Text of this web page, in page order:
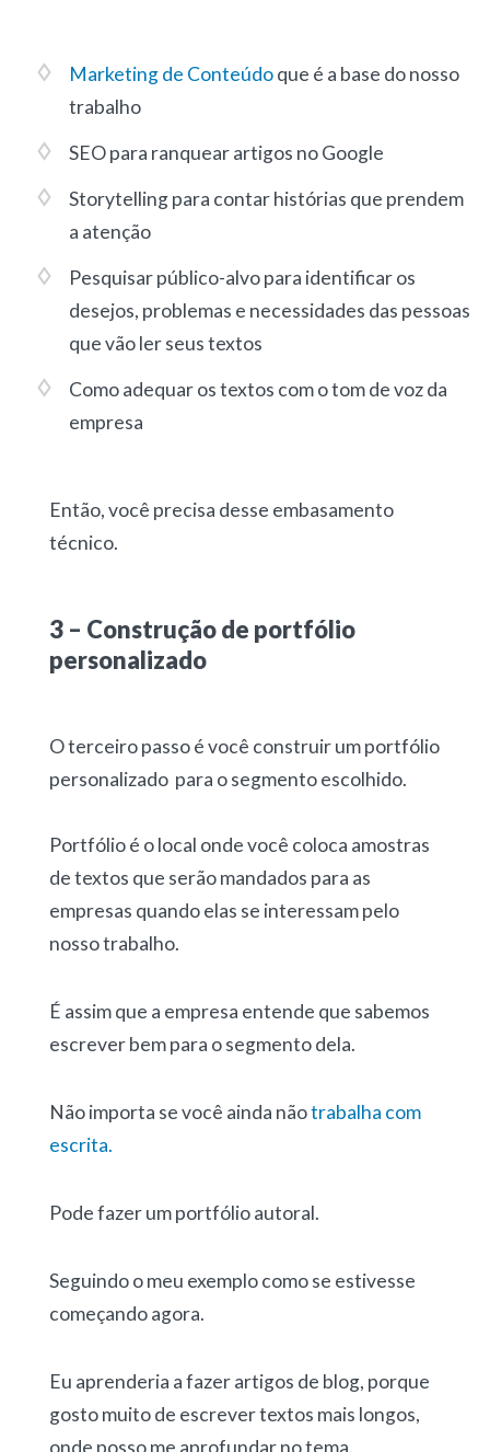
Marketing de Conteúdoque é a base do nosso
trabalho
SEO para ranquear artigos no Google
Storytelling para contar histórias que prendem
a atenção
Pesquisar público-alvo para identificar os
desejos, problemas e necessidades das pessoas
que vão ler seus textos
Como adequar os textos com o tom de voz da
empresa
Então, você precisa desse embasamento
técnico.
3 – Construção de portfólio
personalizado
O terceiro passo é você construir um portfólio
personalizado para o segmento escolhido.
Portfólio é o local onde você coloca amostras
de textos que serão mandados para as
empresas quando elas se interessam pelo
nosso trabalho.
É assim que a empresa entende que sabemos
escrever bem para o segmento dela.
Não importa se você ainda nãotrabalha com
escrita.
Pode fazer um portfólio autoral.
Seguindo o meu exemplo como se estivesse
começando agora.
Eu aprenderia a fazer artigos de blog, porque
gosto muito de escrever textos mais longos,